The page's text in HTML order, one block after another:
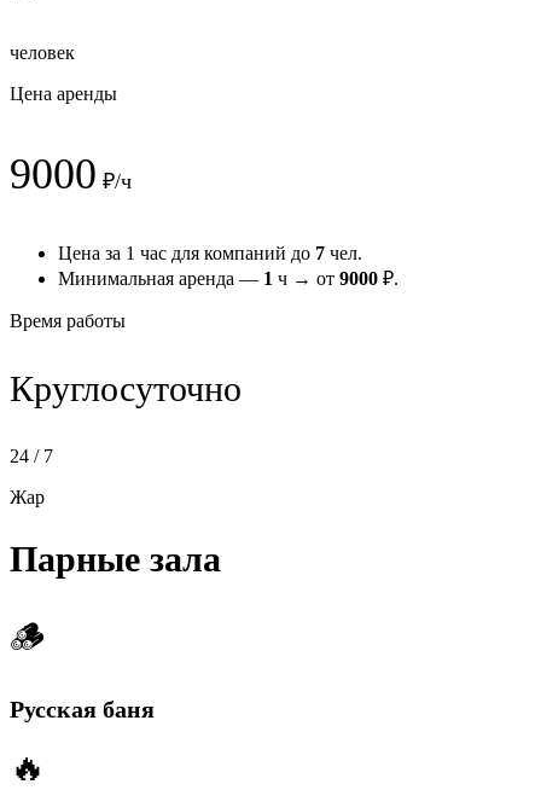
человек
Цена аренды
9000 ₽/ч
Цена за 1 час для компаний до 7 чел.
Минимальная аренда — 1 ч → от 9000 ₽.
Время работы
Круглосуточно
24 / 7
Жар
Парные зала
🪵
Русская баня
🔥